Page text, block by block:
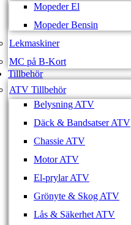
Mopeder El
Mopeder Bensin
Lekmaskiner
MC på B-Kort
Tillbehör
ATV Tillbehör
Belysning ATV
Däck & Bandsatser ATV
Chassie ATV
Motor ATV
El-prylar ATV
Grönyte & Skog ATV
Lås & Säkerhet ATV